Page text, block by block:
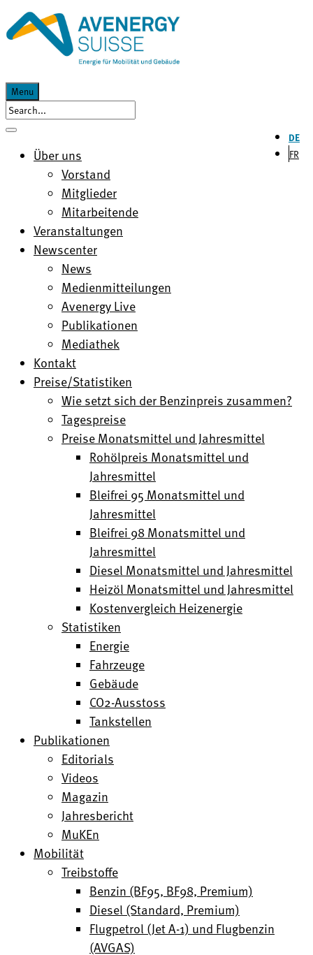
Menu
DE
FR
Über uns
Vorstand
Mitglieder
Mitarbeitende
Veranstaltungen
Newscenter
News
Medienmitteilungen
Avenergy Live
Publikationen
Mediathek
Kontakt
Preise/Statistiken
Wie setzt sich der Benzinpreis zusammen?
Tagespreise
Preise Monatsmittel und Jahresmittel
Rohölpreis Monatsmittel und
Jahresmittel
Bleifrei 95 Monatsmittel und
Jahresmittel
Bleifrei 98 Monatsmittel und
Jahresmittel
Diesel Monatsmittel und Jahresmittel
Heizöl Monatsmittel und Jahresmittel
Kostenvergleich Heizenergie
Statistiken
Energie
Fahrzeuge
Gebäude
CO2-Ausstoss
Tankstellen
Publikationen
Editorials
Videos
Magazin
Jahresbericht
MuKEn
Mobilität
Treibstoffe
Benzin (BF95, BF98, Premium)
Diesel (Standard, Premium)
Flugpetrol (Jet A-1) und Flugbenzin
(AVGAS)